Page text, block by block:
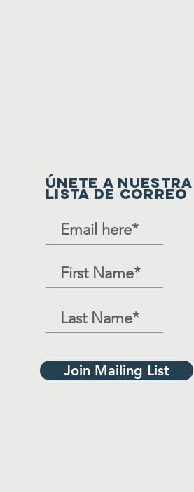
ÚNETE A NUESTRA
LISTA DE CORREO
Join Mailing List